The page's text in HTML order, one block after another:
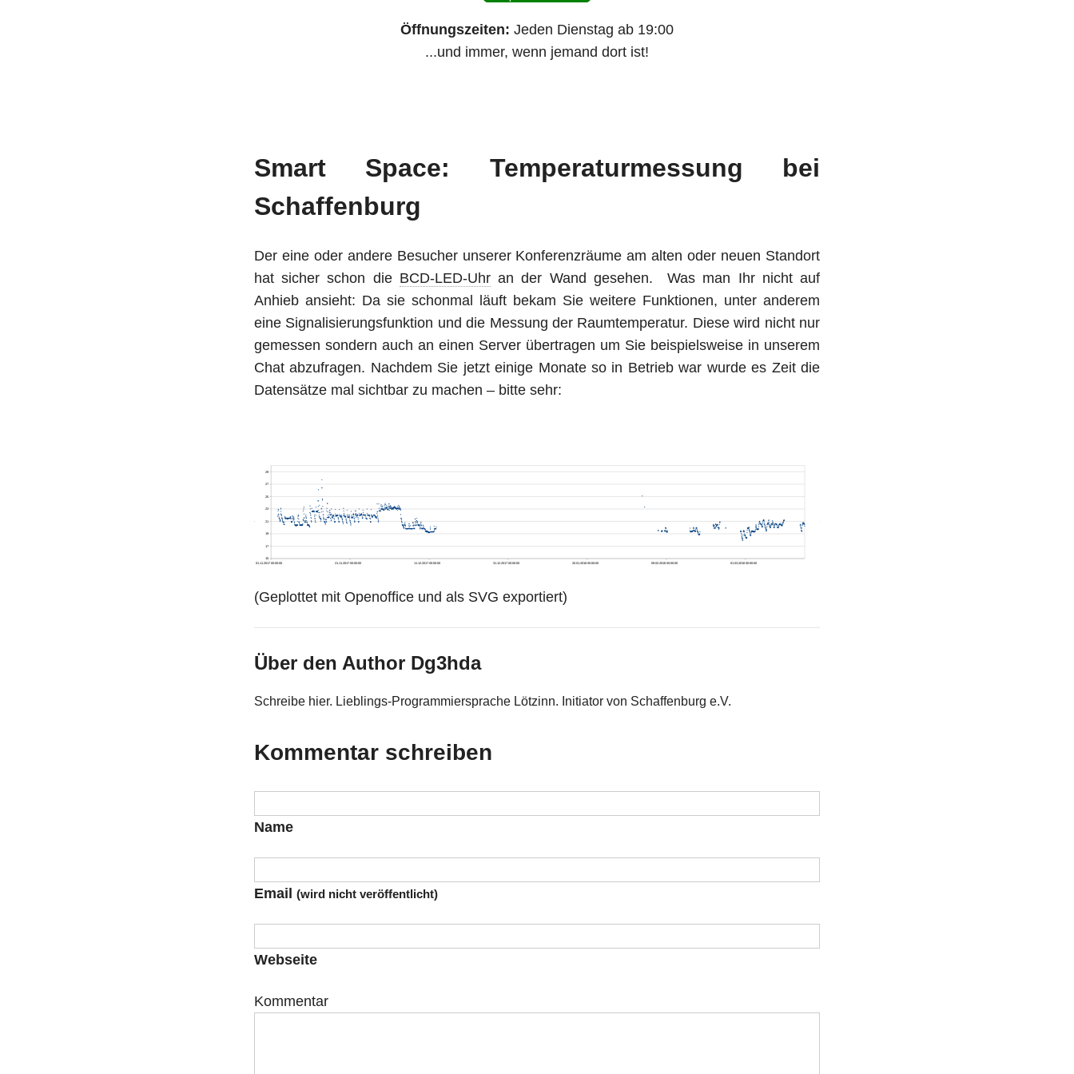
Öffnungszeiten: Jeden Dienstag ab 19:00
...und immer, wenn jemand dort ist!
Smart Space: Temperaturmessung bei
Schaffenburg
Der eine oder andere Besucher unserer Konferenzräume am alten oder neuen Standort
hat sicher schon die BCD-LED-Uhran der Wand gesehen. Was man Ihr nicht auf
Anhieb ansieht: Da sie schonmal läuft bekam Sie weitere Funktionen, unter anderem
eine Signalisierungsfunktion und die Messung der Raumtemperatur. Diese wird nicht nur
gemessen sondern auch an einen Server übertragen um Sie beispielsweise in unserem
Chat abzufragen. Nachdem Sie jetzt einige Monate so in Betrieb war wurde es Zeit die
Datensätze mal sichtbar zu machen – bitte sehr:
(Geplottet mit Openoffice und als SVG exportiert)
Über den Author Dg3hda
Schreibe hier. Lieblings-Programmiersprache Lötzinn. Initiator von Schaffenburg e.V.
Kommentar schreiben
Name
Email (wird nicht veröffentlicht)
Webseite
Kommentar